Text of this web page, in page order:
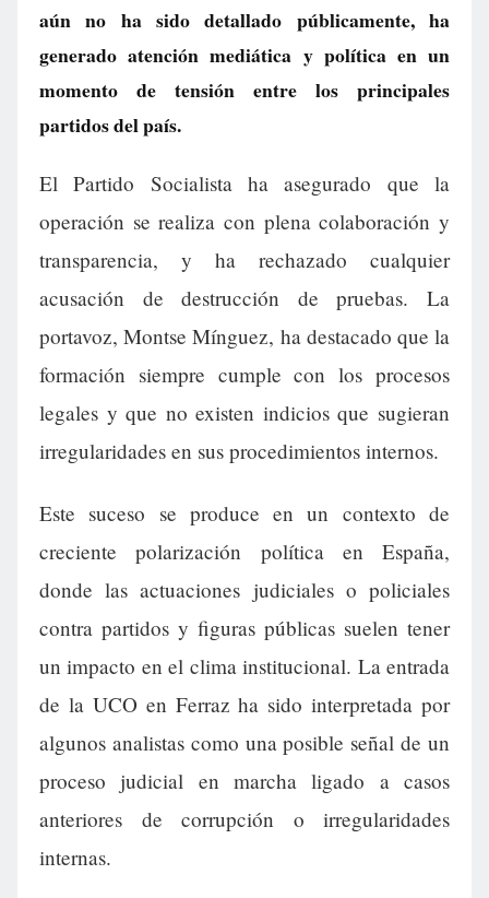
aún no ha sido detallado públicamente, ha
generado atención mediática y política en un
momento de tensión entre los principales
partidos del país.
El Partido Socialista ha asegurado que la
operación se realiza con plena colaboración y
transparencia, y ha rechazado cualquier
acusación de destrucción de pruebas. La
portavoz, Montse Mínguez, ha destacado que la
formación siempre cumple con los procesos
legales y que no existen indicios que sugieran
irregularidades en sus procedimientos internos.
Este suceso se produce en un contexto de
creciente polarización política en España,
donde las actuaciones judiciales o policiales
contra partidos y figuras públicas suelen tener
un impacto en el clima institucional. La entrada
de la UCO en Ferraz ha sido interpretada por
algunos analistas como una posible señal de un
proceso judicial en marcha ligado a casos
anteriores de corrupción o irregularidades
internas.